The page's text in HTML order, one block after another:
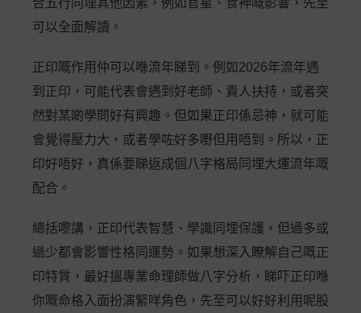
合五行同埋其他因素，例如官星、食神嘅影響，先至
可以全面解讀。
正印嘅作用仲可以喺流年睇到。例如2026年流年遇
到正印，可能代表會遇到好老師、貴人扶持，或者突
然對某啲學問好有興趣。但如果正印係忌神，就可能
會覺得壓力大，或者學咗好多嘢但用唔到。所以，正
印好唔好，真係要睇返成個八字格局同埋大運流年嘅
配合。
總括嚟講，正印代表智慧、學識同埋保護，但過多或
過少都會影響性格同運勢。如果想深入瞭解自己嘅正
印特質，最好搵專業命理師做八字分析，睇吓正印喺
你嘅命格入面扮演緊咩角色，先至可以好好利用呢股